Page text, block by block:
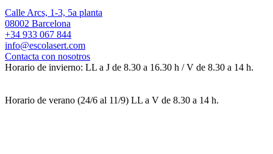
Calle Arcs, 1-3, 5a planta
08002 Barcelona
+34 933 067 844
info@escolasert.com
Contacta con nosotros
Horario de invierno: LL a J de 8.30 a 16.30 h / V de 8.30 a 14 h.
Horario de verano (24/6 al 11/9) LL a V de 8.30 a 14 h.